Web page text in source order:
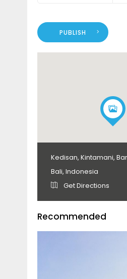
PUBLISH
Kedisan, Kintamani,
Bali, Indonesia
Get Directions
Recommended